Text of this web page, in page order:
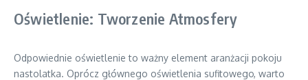
Oświetlenie: Tworzenie Atmosfery
Odpowiednie oświetlenie to ważny element aranżacji pokoju
nastolatka. Oprócz głównego oświetlenia sufitowego, warto